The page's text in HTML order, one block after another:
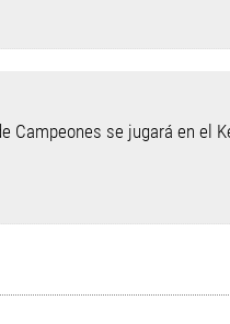
Campeones se jugará en el